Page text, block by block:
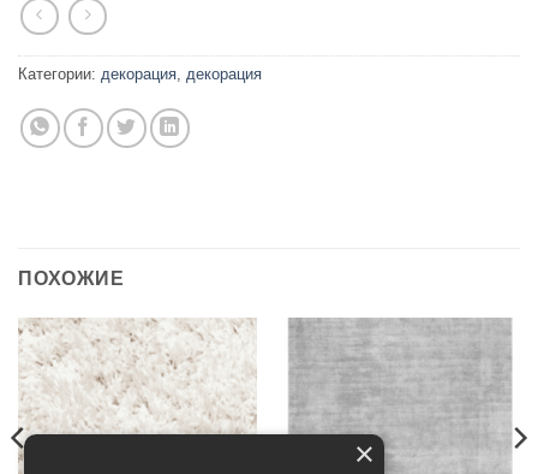
Категории: декорация, декорация
ПОХОЖИЕ
×